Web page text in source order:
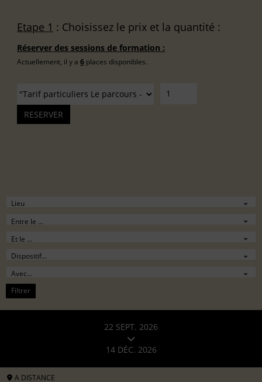
Etape 1 : Choisissez le prix et la quantité :
Réserver des sessions de formation :
Actuellement, il y a 6 places disponibles.
Filtrer
22 SEPT. 2026
14 DÉC. 2026
A DISTANCE